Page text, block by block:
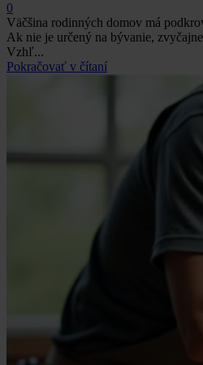
0
Väčšina rodinných domov má
Ak nie je určený na bývanie,
Vzhľ...
Pokračovať v čítaní